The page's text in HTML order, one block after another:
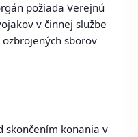
požiada Verejnú
v činnej službe
sborov
skončením konania v